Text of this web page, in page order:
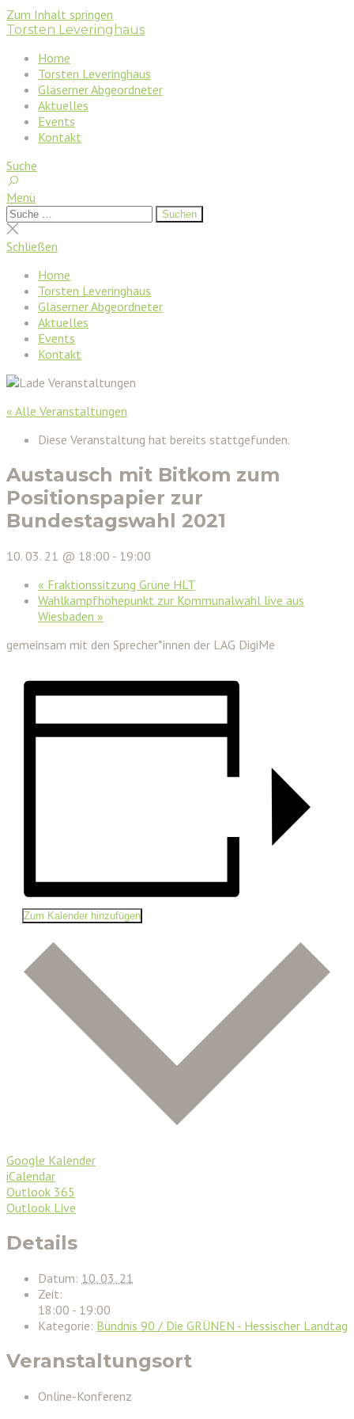
Zum Inhalt springen
Torsten Leveringhaus
Home
Torsten Leveringhaus
Gläserner Abgeordneter
Aktuelles
Events
Kontakt
Suche
Menü
Suchen
nach:
Suchen
Suche
schließen
Schließen
Home
Torsten Leveringhaus
Gläserner Abgeordneter
Aktuelles
Events
Kontakt
« Alle Veranstaltungen
Diese Veranstaltung hat bereits stattgefunden.
Austausch mit Bitkom zum
Positionspapier zur
Bundestagswahl 2021
10. 03. 21 @ 18:00 - 19:00
« Fraktionssitzung Grüne HLT
Wahlkampfhöhepunkt zur Kommunalwahl live aus
Wiesbaden »
gemeinsam mit den Sprecher*innen der LAG DigiMe
Zum Kalender hinzufügen
Google Kalender
iCalendar
Outlook 365
Outlook Live
Details
Datum: 10. 03. 21
Zeit:
18:00 - 19:00
Kategorie: Bündnis 90 / Die GRÜNEN - Hessischer Landtag
Veranstaltungsort
Online-Konferenz